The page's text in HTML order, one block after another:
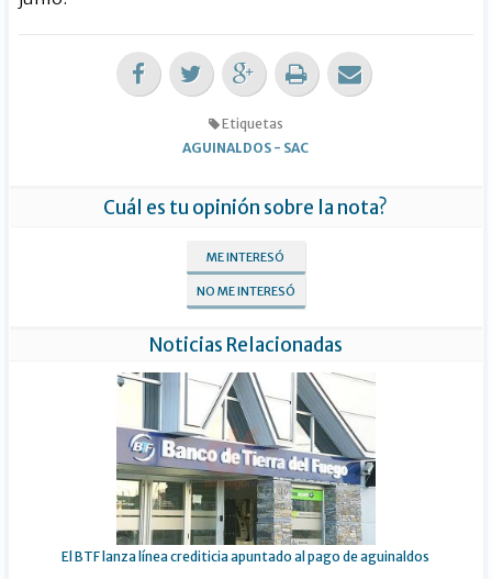
Etiquetas
AGUINALDOS - SAC
Cuál es tu opinión sobre la nota?
ME INTERESÓ
NO ME INTERESÓ
Noticias Relacionadas
El BTF lanza línea crediticia apuntado al pago de aguinaldos